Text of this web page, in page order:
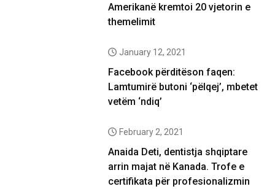
Amerikanë kremtoi 20 vjetorin e
themelimit
January 12, 2021
Facebook përditëson faqen:
Lamtumirë butoni ‘pëlqej’, mbetet
vetëm ‘ndiq’
February 2, 2021
Anaida Deti, dentistja shqiptare
arrin majat në Kanada. Trofe e
certifikata për profesionalizmin